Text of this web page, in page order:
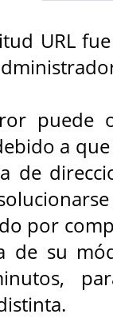
URL
puede
a
de
por
de su